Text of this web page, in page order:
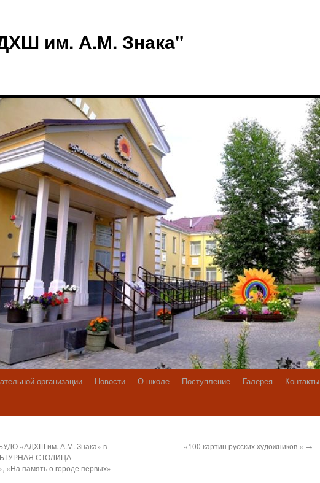
им. А.М. Знака"
организации Новости О школе Поступление Галерея Контакты
«АДХШ им. А.М. Знака» в
СТОЛИЦА
память о городе первых»
«100 картин русских художников « →